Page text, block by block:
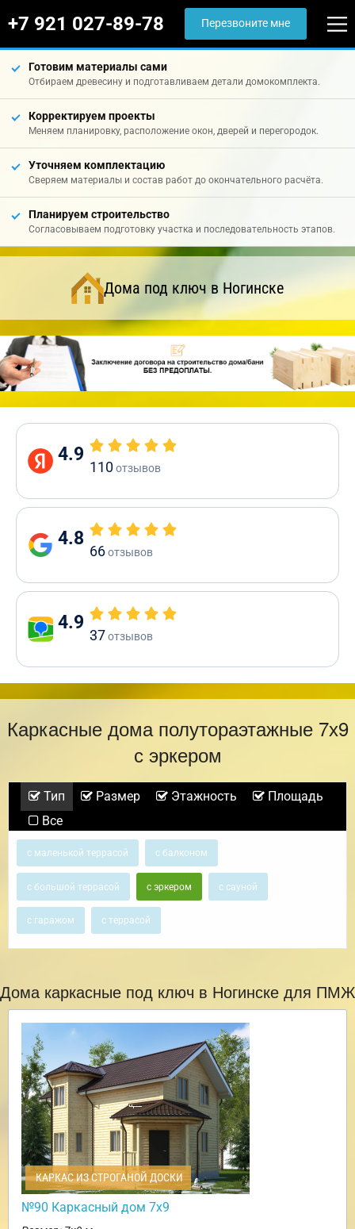
+7 921 027-89-78 Перезвоните мне
Готовим материалы сами
Отбираем древесину и подготавливаем детали домокомплекта.
Корректируем проекты
Меняем планировку, расположение окон, дверей и перегородок.
Уточняем комплектацию
Сверяем материалы и состав работ до окончательного расчёта.
Планируем строительство
Согласовываем подготовку участка и последовательность этапов.
Дома под ключ в Ногинске
4.9
110отзывов
4.8
66отзывов
4.9
37отзывов
Каркасные дома полутораэтажные 7х9
с эркером
Тип Размер Этажность
Площадь
Все
с маленькой террасой с балконом
с большой террасой с эркером с сауной
с гаражом с террасой
Дома каркасные под ключ в Ногинске для ПМЖ
КАРКАС ИЗ СТРОГАНОЙ ДОСКИ
№90 Каркасный дом 7х9